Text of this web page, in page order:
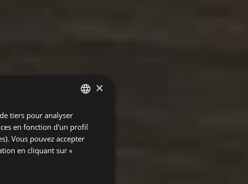
ENGLISH
×
tiers pour analyser
en fonction d'un profil
Vous pouvez accepter
en cliquant sur «